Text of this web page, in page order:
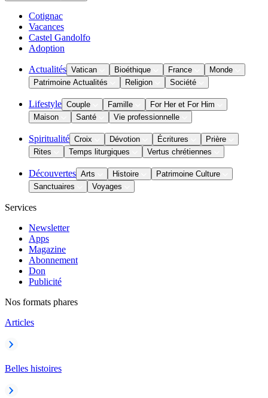
Cotignac
Vacances
Castel Gandolfo
Adoption
Actualités Vatican Bioéthique France
Monde
Patrimoine Actualités
Religion Société
Lifestyle Couple Famille
For Her et For Him
Maison
Santé Vie professionnelle
Spiritualité Croix Dévotion Écritures
Prière
Rites
Temps liturgiques Vertus chrétiennes
Découvertes Arts Histoire
Patrimoine Culture
Sanctuaires
Voyages
Services
Newsletter
Apps
Magazine
Abonnement
Don
Publicité
Nos formats phares
Articles
Belles histoires